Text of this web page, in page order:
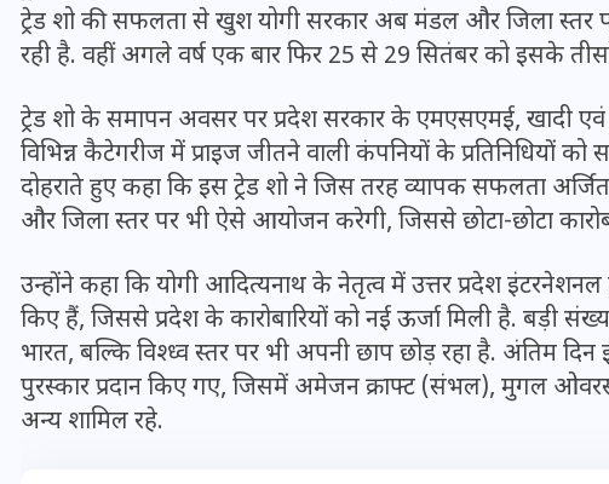
ट्रेड शो की सफलता से खुश योगी सरकार अब मंडल और जिला स्तर
रही है. वहीं अगले वर्ष एक बार फिर 25 से 29 सितंबर को इसके
ट्रेड शो के समापन अवसर पर प्रदेश सरकार के एमएसएमई, खादी एवं
विभिन्न कैटेगरीज में प्राइज जीतने वाली कंपनियों के प्रतिनिधियों
दोहराते हुए कहा कि इस ट्रेड शो ने जिस तरह व्यापक सफलता
और जिला स्तर पर भी ऐसे आयोजन करेगी, जिससे छोटा-छोटा
उन्होंने कहा कि योगी आदित्यनाथ के नेतृत्व में उत्तर प्रदेश
किए हैं, जिससे प्रदेश के कारोबारियों को नई ऊर्जा मिली है. बड़ी
भारत, बल्कि विश्ध्व स्तर पर भी अपनी छाप छोड़ रहा है. अंतिम दिन
पुरस्कार प्रदान किए गए, जिसमें अमेजन क्राफ्ट (संभल), मुगल
अन्य शामिल रहे.
UPSSSC Lekhpal Recruitment
2025: यूपी में लेखपाल के पदों
पर बंपर भर्ती का विज्ञापन जारी,
जानें कब से शुरू होंगे आवेदन